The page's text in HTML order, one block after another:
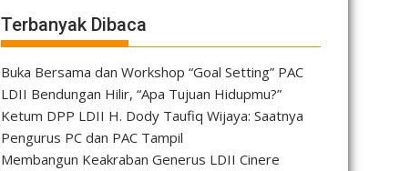
Terbanyak Dibaca
Buka Bersama dan Workshop “Goal Setting” PAC
LDII Bendungan Hilir, “Apa Tujuan Hidupmu?”
Ketum DPP LDII H. Dody Taufiq Wijaya: Saatnya
Pengurus PC dan PAC Tampil
Membangun Keakraban Generus LDII Cinere